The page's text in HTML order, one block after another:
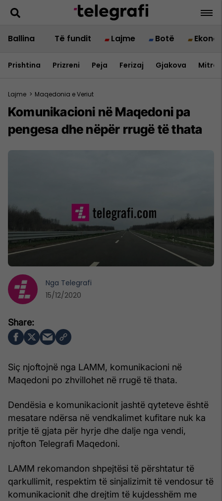
Ballina Të fundit Lajme Botë
Prishtina Prizreni Peja Ferizaj Gjakova
Lajme > Maqedonia e Veriut
Komunikacioni në Maqedoni pa
pengesa dhe nëpër rrugë të thata
Siç njoftojnë nga LAMM, komunikacioni në
Maqedoni po zhvillohet në rrugë të thata.
Dendësia e komunikacionit jashtë qyteteve është
mesatare ndërsa në vendkalimet kufitare nuk ka
pritje të gjata për hyrje dhe dalje nga vendi,
njofton Telegrafi Maqedoni.
LAMM rekomandon shpejtësi të përshtatur të
qarkullimit, respektim të sinjalizimit të vendosur të
komunikacionit dhe drejtim të kujdesshëm me
Nga Telegrafi
15/12/2020